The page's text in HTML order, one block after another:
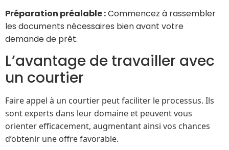
Préparation préalable :Commencez à rassembler
les documents nécessaires bien avant votre
demande de prêt.
L’avantage de travailler avec
un courtier
Faire appel à un courtier peut faciliter le processus. Ils
sont experts dans leur domaine et peuvent vous
orienter efficacement, augmentant ainsi vos chances
d’obtenir une offre favorable.